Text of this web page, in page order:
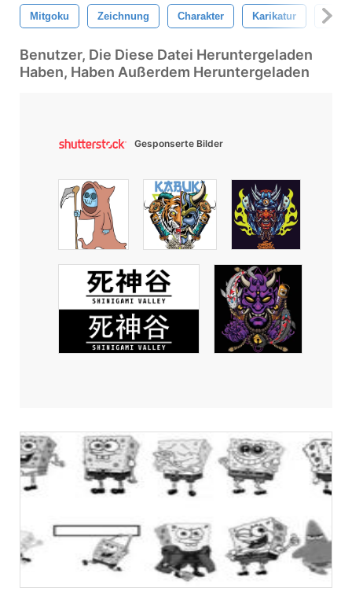
Mitgoku Zeichnung Charakter Karikatur
Benutzer, Die Diese Datei Heruntergeladen
Haben, Haben Außerdem Heruntergeladen
Gesponserte Bilder